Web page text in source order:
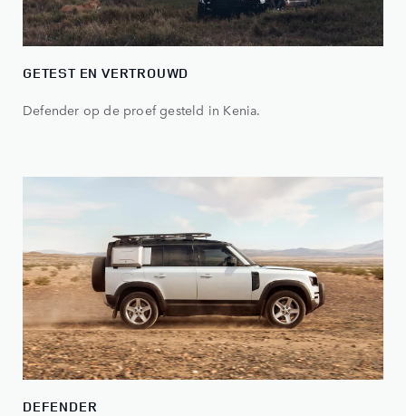
GETEST EN VERTROUWD
Defender op de proef gesteld in Kenia.
DEFENDER